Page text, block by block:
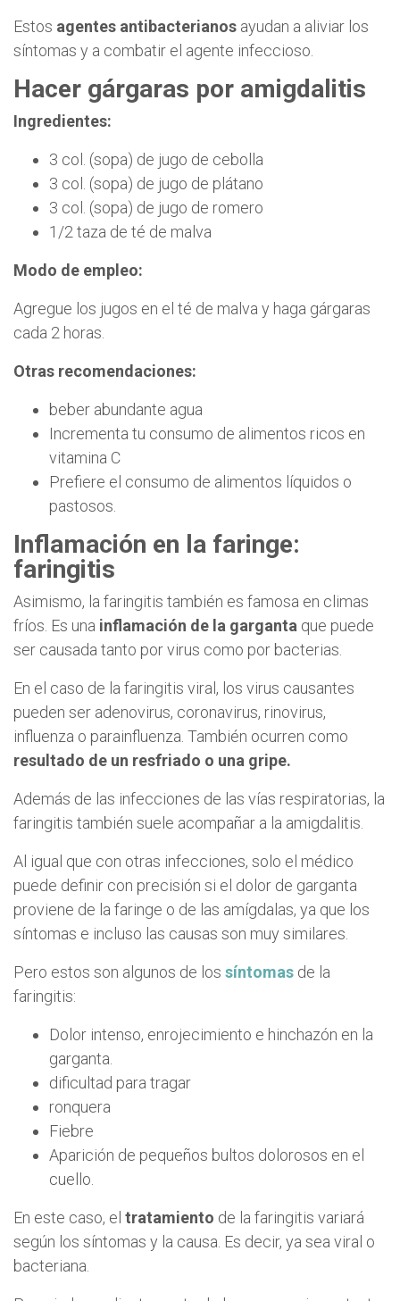
Estos agentes antibacterianos ayudan a aliviar los
síntomas y a combatir el agente infeccioso.
Hacer gárgaras por amigdalitis
Ingredientes:
3 col. (sopa) de jugo de cebolla
3 col. (sopa) de jugo de plátano
3 col. (sopa) de jugo de romero
1/2 taza de té de malva
Modo de empleo:
Agregue los jugos en el té de malva y haga gárgaras
cada 2 horas.
Otras recomendaciones:
beber abundante agua
Incrementa tu consumo de alimentos ricos en
vitamina C
Prefiere el consumo de alimentos líquidos o
pastosos.
Inflamación en la faringe:
faringitis
Asimismo, la faringitis también es famosa en climas
fríos. Es una inflamación de la garganta que puede
ser causada tanto por virus como por bacterias.
En el caso de la faringitis viral, los virus causantes
pueden ser adenovirus, coronavirus, rinovirus,
influenza o parainfluenza. También ocurren como
resultado de un resfriado o una gripe.
Además de las infecciones de las vías respiratorias, la
faringitis también suele acompañar a la amigdalitis.
Al igual que con otras infecciones, solo el médico
puede definir con precisión si el dolor de garganta
proviene de la faringe o de las amígdalas, ya que los
síntomas e incluso las causas son muy similares.
Pero estos son algunos de los síntomas de la
faringitis:
Dolor intenso, enrojecimiento e hinchazón en la
garganta.
dificultad para tragar
ronquera
Fiebre
Aparición de pequeños bultos dolorosos en el
cuello.
En este caso, el tratamiento de la faringitis variará
según los síntomas y la causa. Es decir, ya sea viral o
bacteriana.